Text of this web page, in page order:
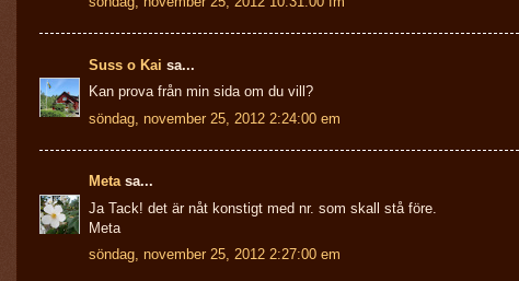
Suss o Kai sa...
Kan prova från min sida om du vill?
söndag, november 25, 2012 2:24:00 em
Metasa...
Ja Tack! det är nåt konstigt med nr. som skall stå före.
Meta
söndag, november 25, 2012 2:27:00 em